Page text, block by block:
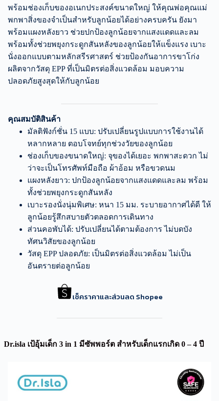
พร้อมช่องเก็บของอเนกประสงค์ขนาดใหญ่ ให้คุณพ่อคุณแม่
พกพาสิ่งของจำเป็นสำหรับลูกน้อยได้อย่างครบครัน ยังมา
พร้อมแผงหลังยาว ช่วยปกป้องลูกน้อยจากแสงแดดและลม
พร้อมทั้งช่วยพยุงกระดูกสันหลังของลูกน้อยให้แข็งแรง เบาะ
นั่งออกแบบตามหลักสรีรศาสตร์ ช่วยป้องกันอาการขาโก่ง
ผลิตจากวัสดุ EPP ที่เป็นมิตรต่อสิ่งแวดล้อม มอบความ
ปลอดภัยสูงสุดให้กับลูกน้อย
คุณสมบัติสินค้า
มัลติฟังก์ชั่น 15 แบบ: ปรับเปลี่ยนรูปแบบการใช้งานได้
หลากหลาย ตอบโจทย์ทุกช่วงวัยของลูกน้อย
ช่องเก็บของขนาดใหญ่: จุของได้เยอะ พกพาสะดวก ไม่
ว่าจะเป็นโทรศัพท์มือถือ ผ้าอ้อม หรือขวดนม
แผงหลังยาว: ปกป้องลูกน้อยจากแสงแดดและลม พร้อม
ทั้งช่วยพยุงกระดูกสันหลัง
เบาะรองนั่งนุ่มพิเศษ: หนา 15 มม. ระบายอากาศได้ดี ให้
ลูกน้อยรู้สึกสบายตัวตลอดการเดินทาง
ส่วนคอพับได้: ปรับเปลี่ยนได้ตามต้องการ ไม่บดบัง
ทัศนวิสัยของลูกน้อย
วัสดุ EPP ปลอดภัย: เป็นมิตรต่อสิ่งแวดล้อม ไม่เป็น
อันตรายต่อลูกน้อย
เช็คราคาและส่วนลด Shopee
Dr.isla เป้อุ้มเด็ก 3 in 1 มีซัพพอร์ต สำหรับเด็กแรกเกิด 0 – 4 ปี